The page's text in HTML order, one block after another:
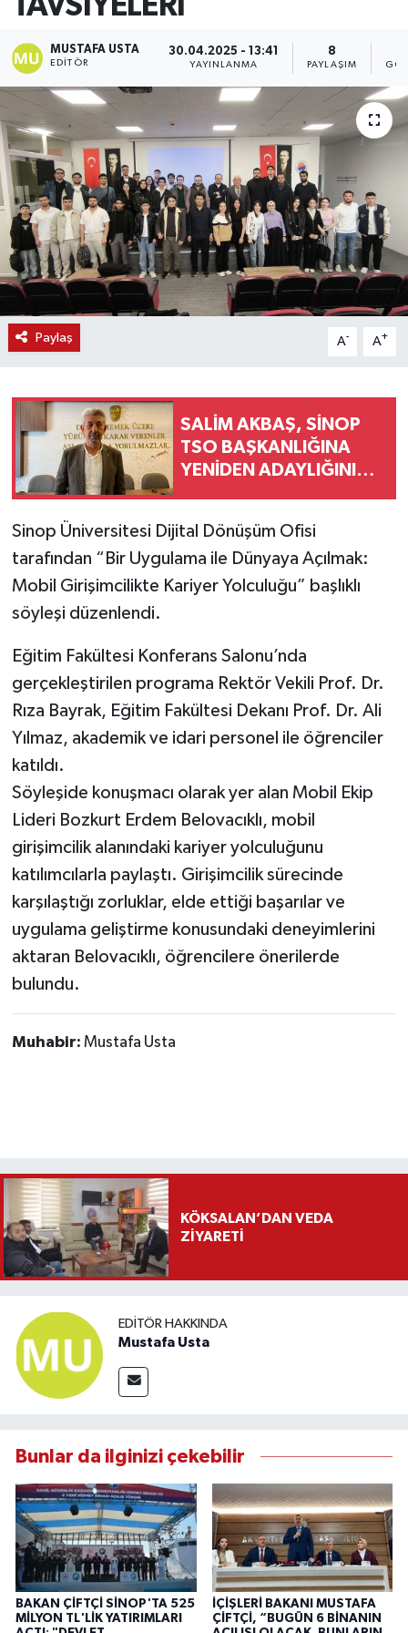
MUSTAFA USTA
EDITÖR
30.04.2025 - 13:41
YAYINLANMA
8
PAYLAŞIM
Paylaş A- A+
SALİM AKBAŞ, SİNOP
TSO BAŞKANLIĞINA
YENİDEN ADAYLIĞINI
Sinop Üniversitesi Dijital Dönüşüm Ofisi
tarafından “Bir Uygulama ile Dünyaya Açılmak:
Mobil Girişimcilikte Kariyer Yolculuğu” başlıklı
söyleşi düzenlendi.
Eğitim Fakültesi Konferans Salonu’nda
gerçekleştirilen programa Rektör Vekili Prof. Dr.
Rıza Bayrak, Eğitim Fakültesi Dekanı Prof. Dr. Ali
Yılmaz, akademik ve idari personel ile öğrenciler
katıldı.
Söyleşide konuşmacı olarak yer alan Mobil Ekip
Lideri Bozkurt Erdem Belovacıklı, mobil
girişimcilik alanındaki kariyer yolculuğunu
katılımcılarla paylaştı. Girişimcilik sürecinde
karşılaştığı zorluklar, elde ettiği başarılar ve
uygulama geliştirme konusundaki deneyimlerini
aktaran Belovacıklı, öğrencilere önerilerde
bulundu.
Muhabir: Mustafa Usta
KÖKSALAN’DAN VEDA
ZİYARETİ
EDITÖR HAKKINDA
Mustafa Usta
Bunlar da ilginizi çekebilir
BAKAN ÇİFTÇİ SİNOP'TA 525
MİLYON TL'LİK YATIRIMLARI
İÇİŞLERİ BAKANI MUSTAFA
ÇİFTÇİ, “BUGÜN 6 BİNANIN